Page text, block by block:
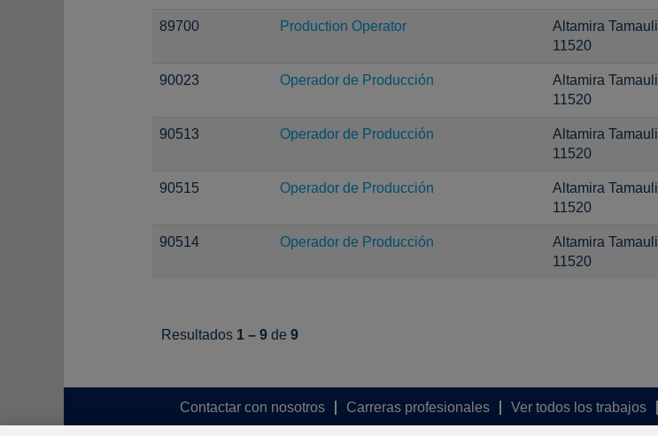
89700 Production Operator
Altamira
11520
90023 Operador de Producción
Altamira
11520
90513 Operador de Producción
Altamira
11520
90515 Operador de Producción
Altamira
11520
90514 Operador de Producción
Altamira
11520
Resultados 1 – 9 de 9
Contactar con nosotros Carreras profesionales Ver todos los trabajos